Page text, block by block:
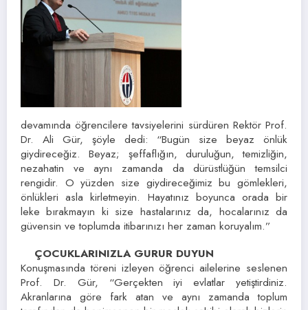
devamında öğrencilere tavsiyelerini sürdüren Rektör Prof.
Dr. Ali Gür, şöyle dedi: “Bugün size beyaz önlük
giydireceğiz. Beyaz; şeffaflığın, duruluğun, temizliğin,
nezahatin ve aynı zamanda da dürüstlüğün temsilci
rengidir. O yüzden size giydireceğimiz bu gömlekleri,
önlükleri asla kirletmeyin. Hayatınız boyunca orada bir
leke bırakmayın ki size hastalarınız da, hocalarınız da
güvensin ve toplumda itibarınızı her zaman koruyalım.”
ÇOCUKLARINIZLA GURUR DUYUN
Konuşmasında töreni izleyen öğrenci ailelerine seslenen
Prof. Dr. Gür, “Gerçekten iyi evlatlar yetiştirdiniz.
Akranlarına göre fark atan ve aynı zamanda toplum